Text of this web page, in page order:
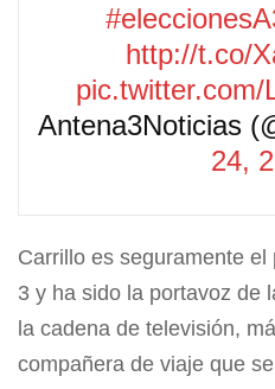
http://t.co/
pic.twitter.com/
Antena3Noticias
24,
Carrillo es seguramente
3 y ha sido la portavoz de
la cadena de televisión,
compañera de viaje que